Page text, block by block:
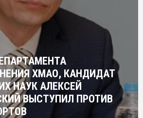
ХМАО, КАНДИДАТ
НАУК АЛЕКСЕЙ
ВЫСТУПИЛ ПРОТИВ